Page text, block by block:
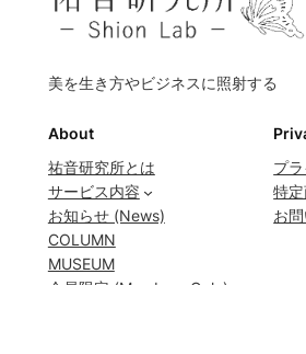
美を生き方やビジネスに照射する
About
祐音研究所とは
サービス内容
お知らせ (News)
COLUMN
MUSEUM
会員限定 (Members Only)
プ
特
お